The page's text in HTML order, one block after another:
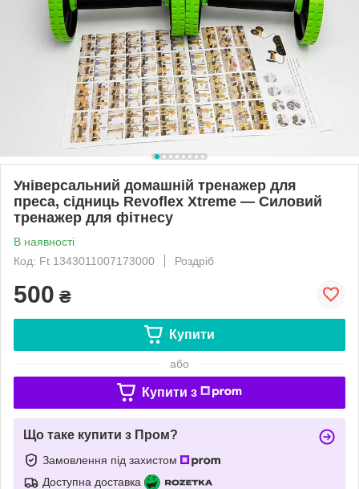
Універсальний домашній тренажер для
преса, сідниць Revoflex Xtreme — Силовий
тренажер для фітнесу
В наявності
Код: Ft 1343011007173000
Роздріб
500 ₴
Купити
або
Купити з
Що таке купити з Пром?
Замовлення під захистом
Доступна доставка